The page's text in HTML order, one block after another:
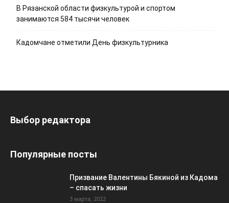
В Рязанской области физкультурой и спортом
занимаются 584 тысячи человек
Кадомчане отметили День физкультурника
Выбор редактора
Популярные посты
Призвание Валентины Бякиной из Кадома
– спасать жизни
3 марта, 2022